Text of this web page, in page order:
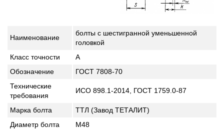
Наименование
болты с шестигранной уменьшенной
головкой
Класс точности
A
Обозначение
ГОСТ 7808-70
Технические
требования
ИСО 898.1-2014, ГОСТ 1759.0-87
Марка болта
ТТЛ (Завод ТЕТАЛИТ)
Диаметр болта
М48